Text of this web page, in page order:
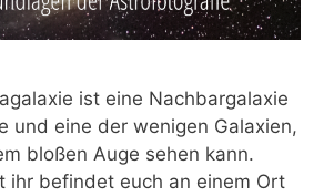
ist eine Nach­bar­ga­la­xie
und eine der weni­gen Gala­xien,
blo­ßen Auge sehen kann.
ihr befin­det euch an einem Ort